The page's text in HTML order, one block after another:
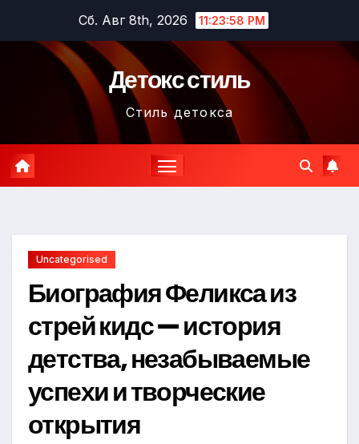
содержимому
Сб. Авг 8th, 2026 11:23:59 PM
Детокс стиль
Стиль детокса
Uncategorised
Биография Феликса из
стрей кидс — история
детства, незабываемые
успехи и творческие
открытия